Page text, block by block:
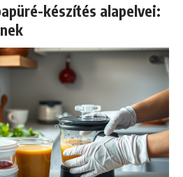
készítés alapelvei: